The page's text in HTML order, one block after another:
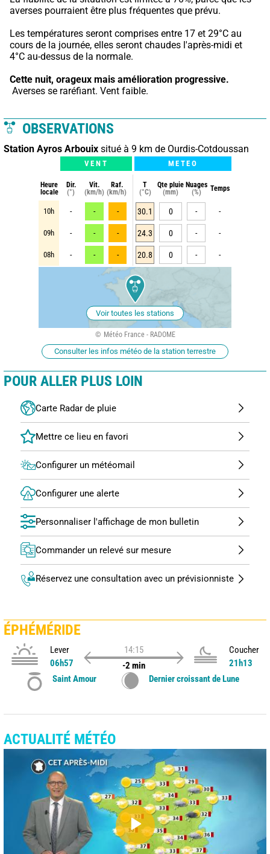
averses pourraient être plus fréquentes que prévu.
Les températures seront comprises entre 17 et 29°C au
cours de la journée, elles seront chaudes l'après-midi et
4°C au-dessus de la normale.
Cette nuit, orageux mais amélioration progressive.
Averses se raréfiant. Vent faible.
OBSERVATIONS
Station Ayros Arbouix situé à 9 km de Ourdis-Cotdoussan
VENT METEO
Heure
locale
Dir.
(°)
Vit.
(km/h)
Raf.
(km/h)
T
(°C)
Qte pluie
(mm)
Nuages
(%)
Temps
10h - - - 30.1 0 - -
09h - - - 24.3 0 - -
08h - - - 20.8 0 - -
Voir toutes les stations
Météo France - RADOME
Consulter les infos météo de la station terrestre
POUR ALLER PLUS LOIN
Carte Radar de pluie
Configurer un météomail
Configurer une alerte
Personnaliser l'affichage de mon bulletin
Commander un relevé sur mesure
Réservez une consultation avec un prévisionniste
ÉPHÉMÉRIDE
Lever
06h57
14:15
-2 min
Coucher
21h13
Saint Amour
Dernier croissant de Lune
ACTUALITÉ MÉTÉO